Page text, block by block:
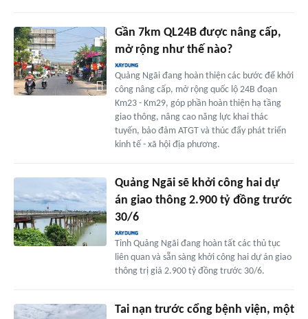
Gần 7km QL24B được nâng cấp,
mở rộng như thế nào?
Quảng Ngãi đang hoàn thiện các bước để khởi
công nâng cấp, mở rộng quốc lộ 24B đoạn
Km23 - Km29, góp phần hoàn thiện hạ tầng
giao thông, nâng cao năng lực khai thác
tuyến, bảo đảm ATGT và thúc đẩy phát triển
kinh tế - xã hội địa phương.
Quảng Ngãi sẽ khởi công hai dự
án giao thông 2.900 tỷ đồng trước
30/6
Tỉnh Quảng Ngãi đang hoàn tất các thủ tục
liên quan và sẵn sàng khởi công hai dự án giao
thông trị giá 2.900 tỷ đồng trước 30/6.
Tai nạn trước cổng bệnh viện, một